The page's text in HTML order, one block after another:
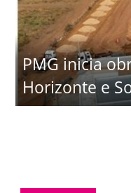
PMG inicia
Horizonte e